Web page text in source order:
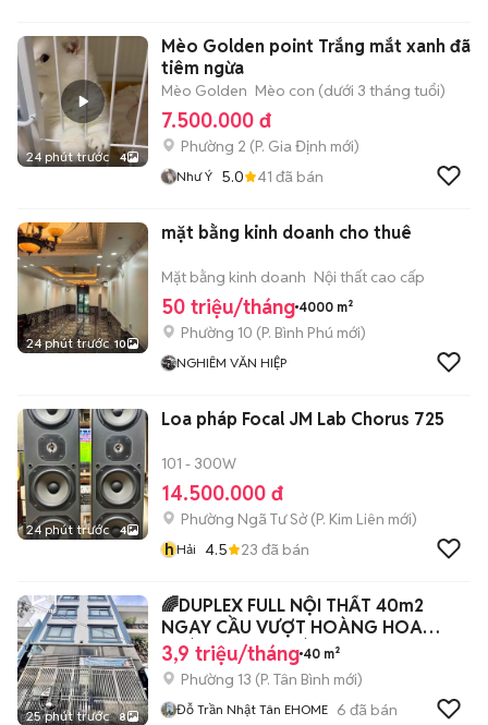
24 phút trước 4
Mèo Golden point Trắng mắt xanh đã
tiêm ngừa
Mèo Golden Mèo con (dưới 3 tháng tuổi)
7.500.000 đ
Phường 2 (P. Gia Định mới)
Như Ý 5.0 41 đã bán
24 phút trước 10
mặt bằng kinh doanh cho thuê
Mặt bằng kinh doanh Nội thất cao cấp
50 triệu/tháng 4000 m²
Phường 10 (P. Bình Phú mới)
NGHIÊM VĂN HIỆP
24 phút trước 4
Loa pháp Focal JM Lab Chorus 725
101 - 300W
14.500.000 đ
Phường Ngã Tư Sở(P. Kim Liên mới)
hHải 4.5 23 đã bán
25 phút trước 8
🌈DUPLEX FULL NỘI THẤT 40m2
NGAY CẦU VƯỢT HOÀNG HOA
THÁM CỘNG HOÀ
3,9 triệu/tháng 40 m²
Phường 13 (P. Tân Bình mới)
Đỗ Trần Nhật Tân EHOME 6 đã bán